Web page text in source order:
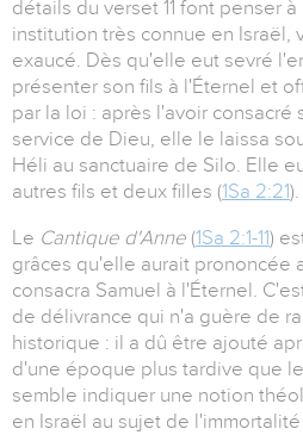
détails du verset 11 font penser
institution très connue en Israël,
exaucé. Dès qu'elle eut sevré
présenter son fils à l'Éternel et
par la loi : après l'avoir consacré
service de Dieu, elle le laissa
Héli au sanctuaire de Silo. Elle
autres fils et deux filles (1Sa 2:21).
Le Cantique d'Anne (1Sa 2:1-11)
grâces qu'elle aurait prononcée
consacra Samuel à l'Éternel.
de délivrance qui n'a guère de
historique : il a dû être ajouté
d'une époque plus tardive que
semble indiquer une notion
en Israël au sujet de